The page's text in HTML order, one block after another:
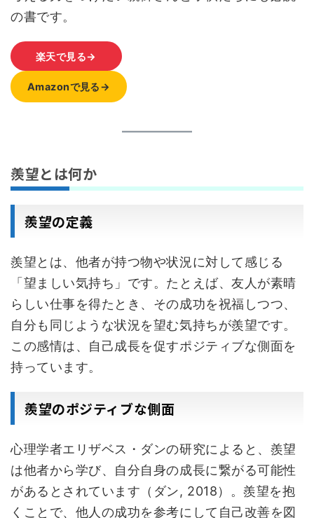
の書です。
楽天で見る→
Amazonで見る→
羨望とは何か
羨望の定義
羨望とは、他者が持つ物や状況に対して感じる
「望ましい気持ち」です。たとえば、友人が素晴
らしい仕事を得たとき、その成功を祝福しつつ、
自分も同じような状況を望む気持ちが羨望です。
この感情は、自己成長を促すポジティブな側面を
持っています。
羨望のポジティブな側面
心理学者エリザベス・ダンの研究によると、羨望
は他者から学び、自分自身の成長に繋がる可能性
があるとされています（ダン, 2018）。羨望を抱
くことで、他人の成功を参考にして自己改善を図